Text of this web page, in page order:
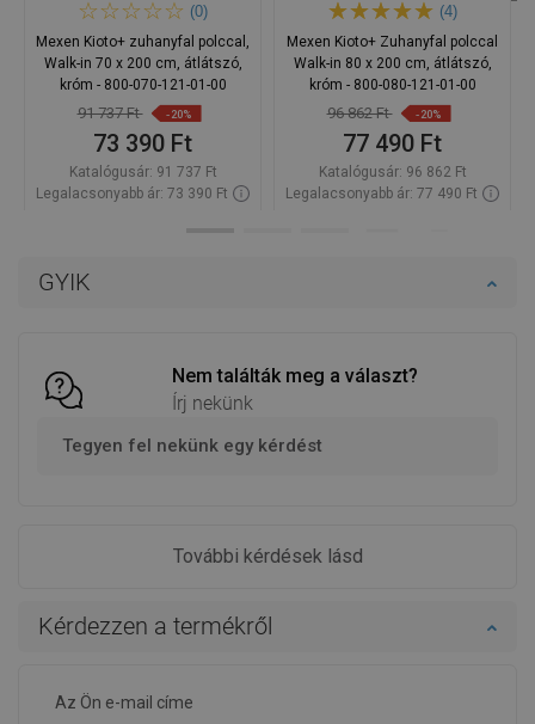
GYIK
Nem találták meg a választ?
Írj nekünk
Tegyen fel nekünk egy kérdést
További kérdések lásd
Kérdezzen a termékről
(0)
Mexen Kioto+ zuhanyfal polccal,
Walk-in 70 x 200 cm, átlátszó,
króm - 800-070-121-01-00
91 737 Ft -20%
73 390 Ft
Katalógusár: 91 737 Ft
Legalacsonyabb ár: 73 390 Ft
(4)
Mexen Kioto+ Zuhanyfal polccal
Walk-in 80 x 200 cm, átlátszó,
króm - 800-080-121-01-00
96 862 Ft -20%
77 490 Ft
Katalógusár: 96 862 Ft
Legalacsonyabb ár: 77 490 Ft